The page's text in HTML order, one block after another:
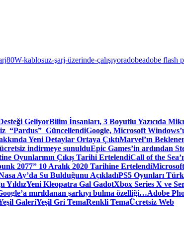
80W-kablosuz-şarj-üzerinde-çalışıyoradobeadobe flash
GeliyorBilim İnsanları, 3 Boyutlu Yazıcıda
“Pardus” GüncellendiGoogle, Microsoft
Yeni Detaylar Ortaya ÇıktıMarvel’ın
indirmeye sunulduEpic Games’in ardından
Oyunlarının Çıkış Tarihi ErtelendiCall of the
2077” 10 Aralık 2020 Tarihine Ertelendi
Ay’da Su Bulduğunu AçıkladıPS5 Oyunları
YıldızYeni Kleopatra Gal GadotXbox Series X ve
mırıldanan şarkıyı bulma özelliği…Adobe
GaleriYeşil Gri TemaRenkli TemaÜcretsiz Web